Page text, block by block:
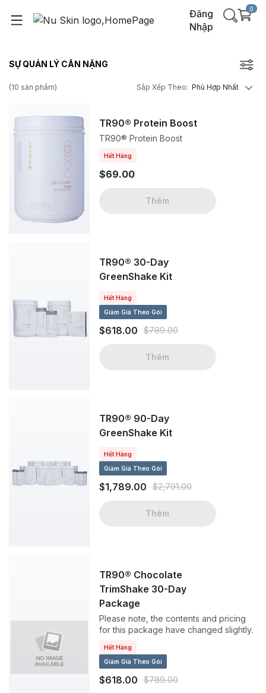
Đăng
Nhập
0
SỰ QUẢN LÝ CÂN NẶNG
(10 sản phẩm) Sắp Xếp Theo: Phù Hợp Nhất
TR90® Protein Boost
TR90® Protein Boost
Hết Hàng
$69.00
Thêm
TR90® 30-Day
GreenShake Kit
Hết Hàng
Giảm Giá Theo Gói
$618.00 $789.00
Thêm
TR90® 90-Day
GreenShake Kit
Hết Hàng
Giảm Giá Theo Gói
$1,789.00 $2,791.00
Thêm
TR90® Chocolate
TrimShake 30-Day
Package
Please note, the contents and pricing
for this package have changed slightly.
Hết Hàng
Giảm Giá Theo Gói
$618.00 $789.00